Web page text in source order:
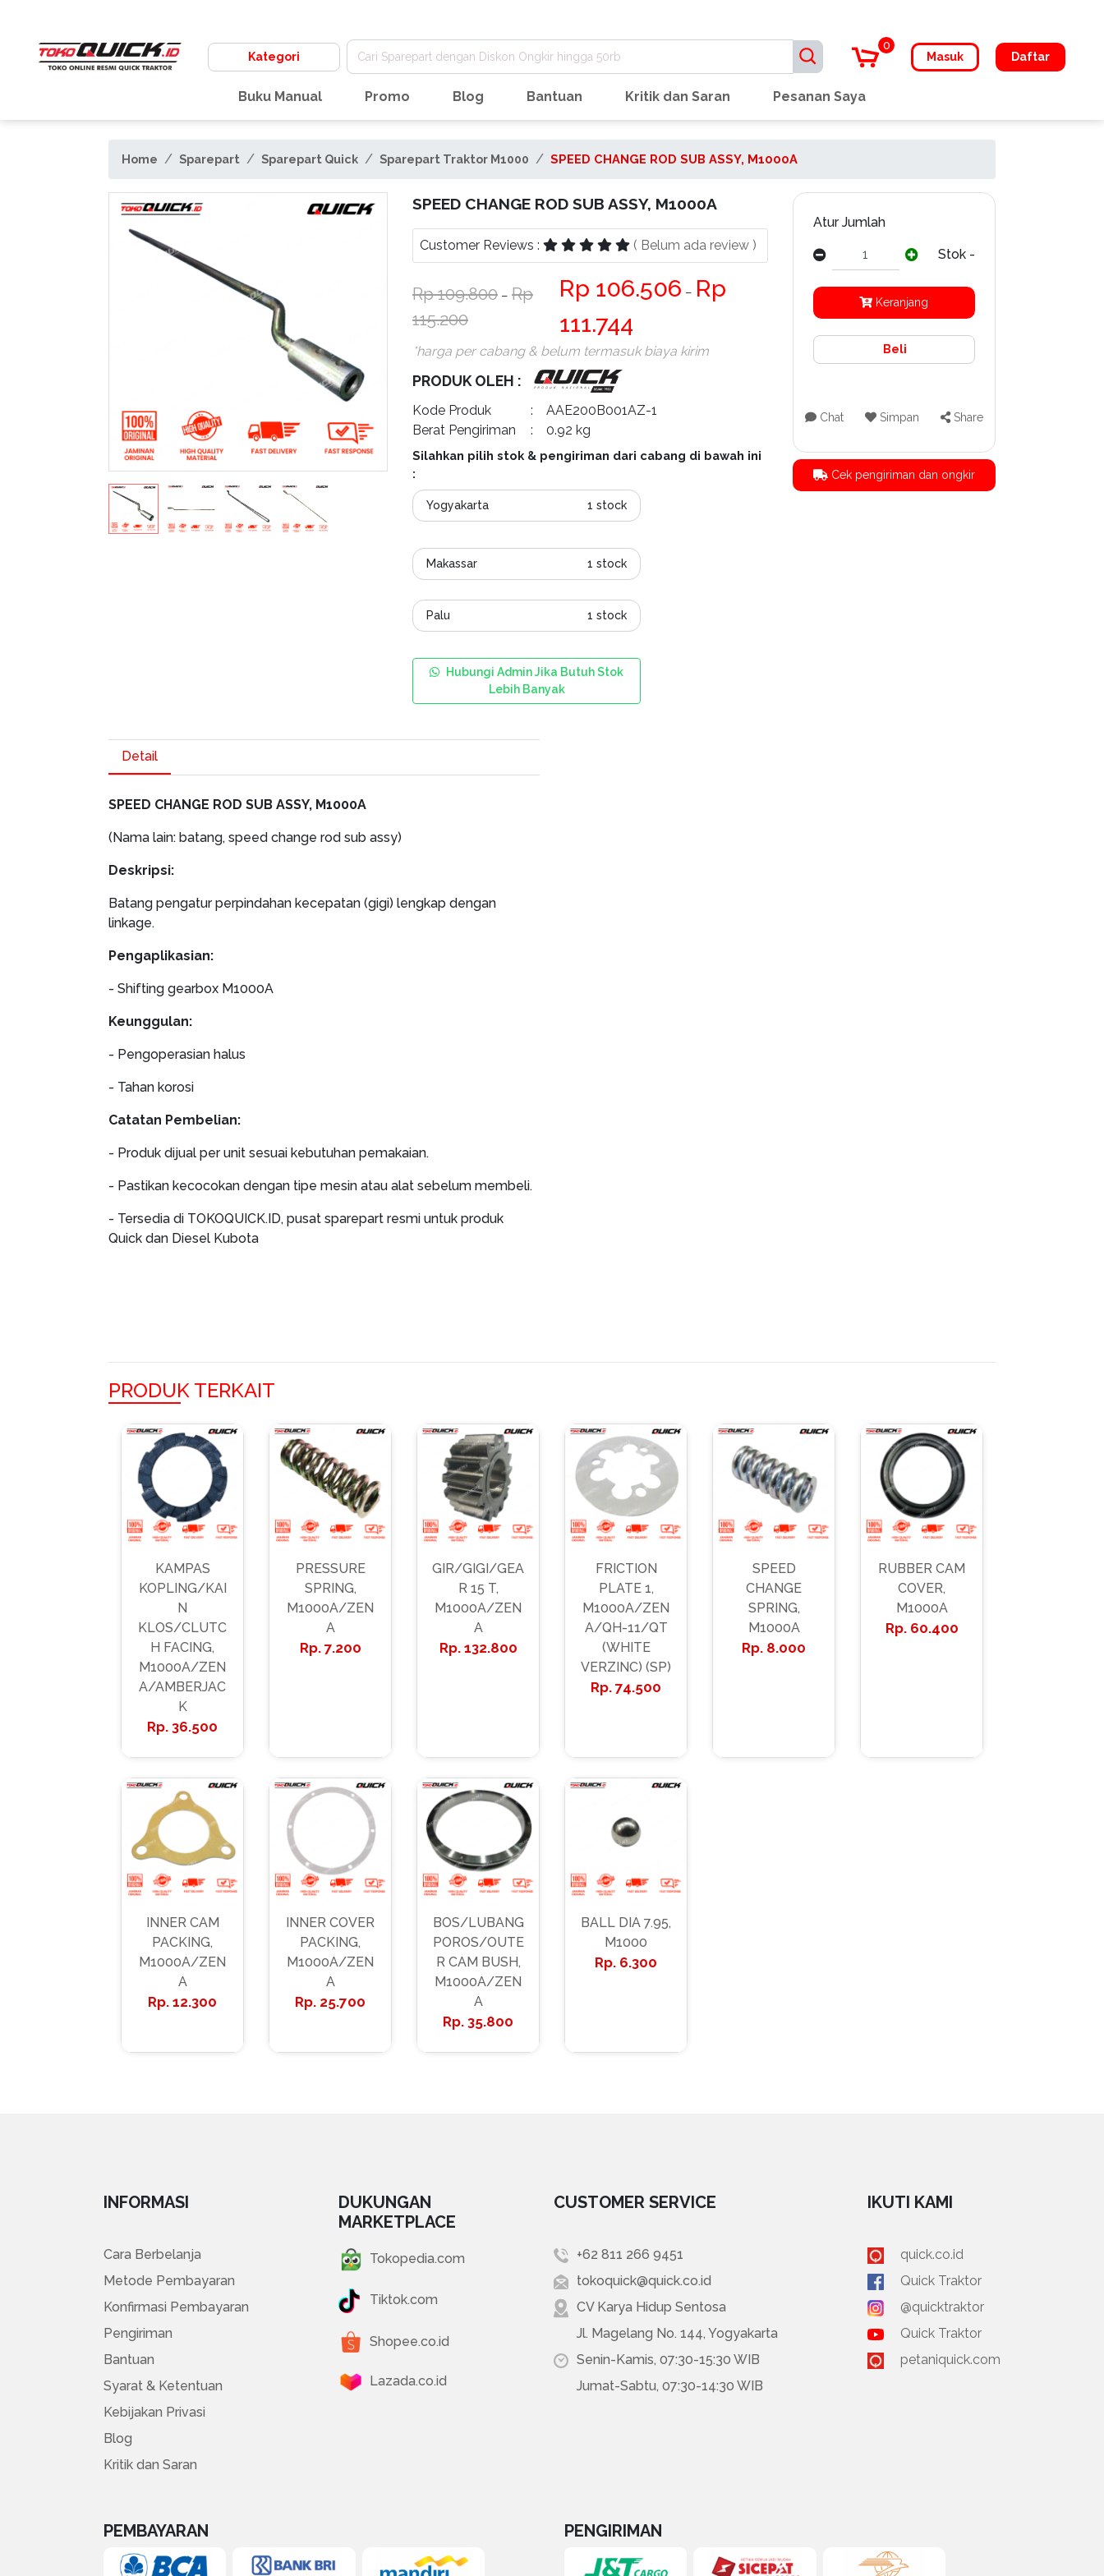
Kategori
0
Masuk
Daftar
Buku Manual Promo Blog Bantuan Kritik dan Saran Pesanan Saya
Home Sparepart Sparepart Quick Sparepart Traktor M1000 SPEED CHANGE ROD SUB ASSY, M1000A
SPEED CHANGE ROD SUB ASSY, M1000A
Customer Reviews : ( Belum ada review )
109.800 −
115.200
106.506 −
111.744
*harga per cabang & belum termasuk biaya kirim
PRODUK OLEH :
Kode Produk
: AAE200B001AZ-1
Berat Pengiriman
: 0.92 kg
Silahkan pilih stok & pengiriman dari cabang di bawah ini
:
Yogyakarta 1 stock
Makassar 1 stock
Palu 1 stock
Hubungi Admin Jika Butuh Stok
Lebih Banyak
Atur Jumlah
Stok -
Keranjang
Beli
Chat Simpan Share
Cek pengiriman dan ongkir
Detail
SPEED CHANGE ROD SUB ASSY, M1000A
(Nama lain: batang, speed change rod sub assy)
Deskripsi:
Batang pengatur perpindahan kecepatan (gigi) lengkap dengan
linkage.
Pengaplikasian:
- Shifting gearbox M1000A
Keunggulan:
- Pengoperasian halus
- Tahan korosi
Catatan Pembelian:
- Produk dijual per unit sesuai kebutuhan pemakaian.
- Pastikan kecocokan dengan tipe mesin atau alat sebelum membeli.
- Tersedia di TOKOQUICK.ID, pusat sparepart resmi untuk produk
Quick dan Diesel Kubota
PRODUK TERKAIT
KAMPAS
KOPLING/KAI
N
KLOS/CLUTC
H FACING,
M1000A/ZEN
A/AMBERJAC
K
36.500
PRESSURE
SPRING,
M1000A/ZEN
A
7.200
GIR/GIGI/GEA
R 15 T,
M1000A/ZEN
A
132.800
FRICTION
PLATE 1,
M1000A/ZEN
A/QH-11/QT
(WHITE
VERZINC) (SP)
74.500
SPEED
CHANGE
SPRING,
M1000A
8.000
RUBBER CAM
COVER,
M1000A
60.400
INNER CAM
PACKING,
M1000A/ZEN
A
12.300
INNER COVER
PACKING,
M1000A/ZEN
A
25.700
BOS/LUBANG
POROS/OUTE
R CAM BUSH,
M1000A/ZEN
A
35.800
BALL DIA 7.95,
M1000
6.300
INFORMASI
Cara Berbelanja
Metode Pembayaran
Konfirmasi Pembayaran
Pengiriman
Bantuan
Syarat & Ketentuan
Kebijakan Privasi
Blog
Kritik dan Saran
DUKUNGAN
MARKETPLACE
Tokopedia.com
Tiktok.com
Shopee.co.id
Lazada.co.id
CUSTOMER SERVICE
+62 811 266 9451
tokoquick@quick.co.id
CV Karya Hidup Sentosa
Jl. Magelang No. 144, Yogyakarta
Senin-Kamis, 07:30-15:30 WIB
Jumat-Sabtu, 07:30-14:30 WIB
IKUTI KAMI
quick.co.id
Quick Traktor
@quicktraktor
Quick Traktor
petaniquick.com
PEMBAYARAN PENGIRIMAN